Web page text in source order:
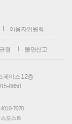
이용자위원회
정 불편신고
페이스 12층
8658
7078
포스트